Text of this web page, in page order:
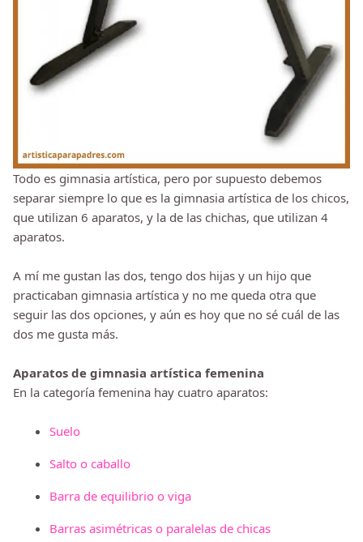
Todo es gimnasia artística, pero por supuesto debemos
separar siempre lo que es la gimnasia artística de los chicos,
que utilizan 6 aparatos, y la de las chichas, que utilizan 4
aparatos.
A mí me gustan las dos, tengo dos hijas y un hijo que
practicaban gimnasia artística y no me queda otra que
seguir las dos opciones, y aún es hoy que no sé cuál de las
dos me gusta más.
Aparatos de gimnasia artística femenina
En la categoría femenina hay cuatro aparatos:
Suelo
Salto o caballo
Barra de equilibrio o viga
Barras asimétricas o paralelas de chicas